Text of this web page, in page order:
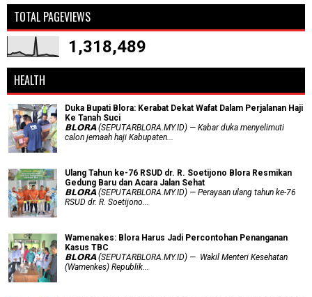
TOTAL PAGEVIEWS
1,318,489
HEALTH
Duka Bupati Blora: Kerabat Dekat Wafat Dalam Perjalanan Haji
Ke Tanah Suci
𝗕𝗟𝗢𝗥𝗔 (SEPUTARBLORA.MY.ID) — Kabar duka menyelimuti
calon jemaah haji Kabupaten...
Ulang Tahun ke-76 RSUD dr. R. Soetijono Blora Resmikan
Gedung Baru dan Acara Jalan Sehat
𝗕𝗟𝗢𝗥𝗔 (SEPUTARBLORA.MY.ID) — Perayaan ulang tahun ke-76
RSUD dr. R. Soetijono...
Wamenakes: Blora Harus Jadi Percontohan Penanganan
Kasus TBC
𝗕𝗟𝗢𝗥𝗔 (SEPUTARBLORA.MY.ID) — Wakil Menteri Kesehatan
(Wamenkes) Republik...